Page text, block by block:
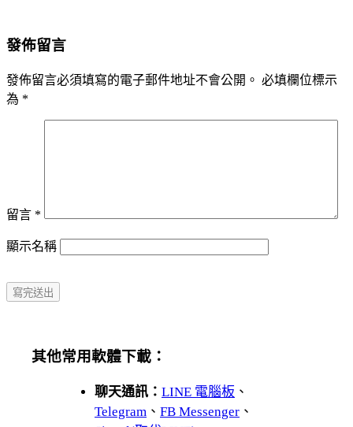
發佈留言
發佈留言必須填寫的電子郵件地址不會公開。 必填欄位標示
為 *
留言 *
顯示名稱
其他常用軟體下載：
聊天通訊： LINE 電腦板 、
Telegram 、 FB Messenger 、